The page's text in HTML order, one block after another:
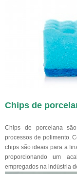
Chips de
Chips de porcelana
processos de polimento.
chips são ideais para a
proporcionando um
empregados na indústria